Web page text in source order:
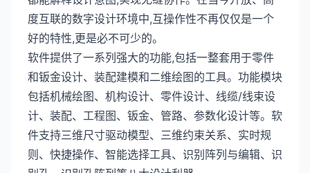
度互联的数字设计环境中,互操作性不再仅仅是一个
好的特性,更是必不可少的。
软件提供了一系列强大的功能,包括一整套用于零件
和钣金设计、装配建模和二维绘图的工具。功能模块
包括机械绘图、机构设计、零件设计、线缆/线束设
计、装配、工程图、钣金、管路、参数化设计等。软
件支持三维尺寸驱动模型、三维约束关系、实时规
则、快捷操作、智能选择工具、识别阵列与编辑、识